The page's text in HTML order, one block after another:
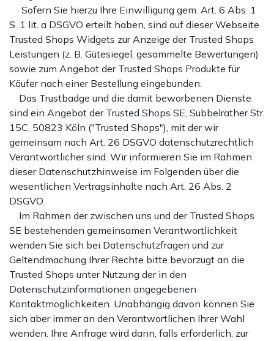
Sofern Sie hierzu Ihre Einwilligung gem. Art. 6 Abs. 1
S. 1 lit. a DSGVO erteilt haben, sind auf dieser Webseite
Trusted Shops Widgets zur Anzeige der Trusted Shops
Leistungen (z. B. Gütesiegel, gesammelte Bewertungen)
sowie zum Angebot der Trusted Shops Produkte für
Käufer nach einer Bestellung eingebunden.
Das Trustbadge und die damit beworbenen Dienste
sind ein Angebot der Trusted Shops SE, Subbelrather Str.
15C, 50823 Köln ("Trusted Shops"), mit der wir
gemeinsam nach Art. 26 DSGVO datenschutzrechtlich
Verantwortlicher sind. Wir informieren Sie im Rahmen
dieser Datenschutzhinweise im Folgenden über die
wesentlichen Vertragsinhalte nach Art. 26 Abs. 2
DSGVO.
Im Rahmen der zwischen uns und der Trusted Shops
SE bestehenden gemeinsamen Verantwortlichkeit
wenden Sie sich bei Datenschutzfragen und zur
Geltendmachung Ihrer Rechte bitte bevorzugt an die
Trusted Shops unter Nutzung der in den
Datenschutzinformationen angegebenen
Kontaktmöglichkeiten. Unabhängig davon können Sie
sich aber immer an den Verantwortlichen Ihrer Wahl
wenden. Ihre Anfrage wird dann, falls erforderlich, zur